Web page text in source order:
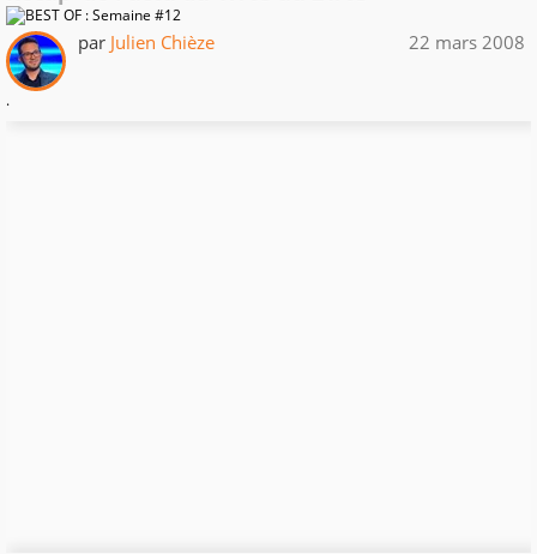
par Julien Chièze 22 mars 2008
.